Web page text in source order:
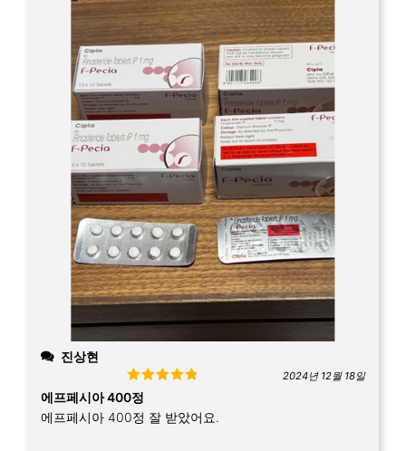
진상현
Rated
of 5
2024년 12월 18일
에프페시아 400정
에프페시아 400정 잘 받았어요.